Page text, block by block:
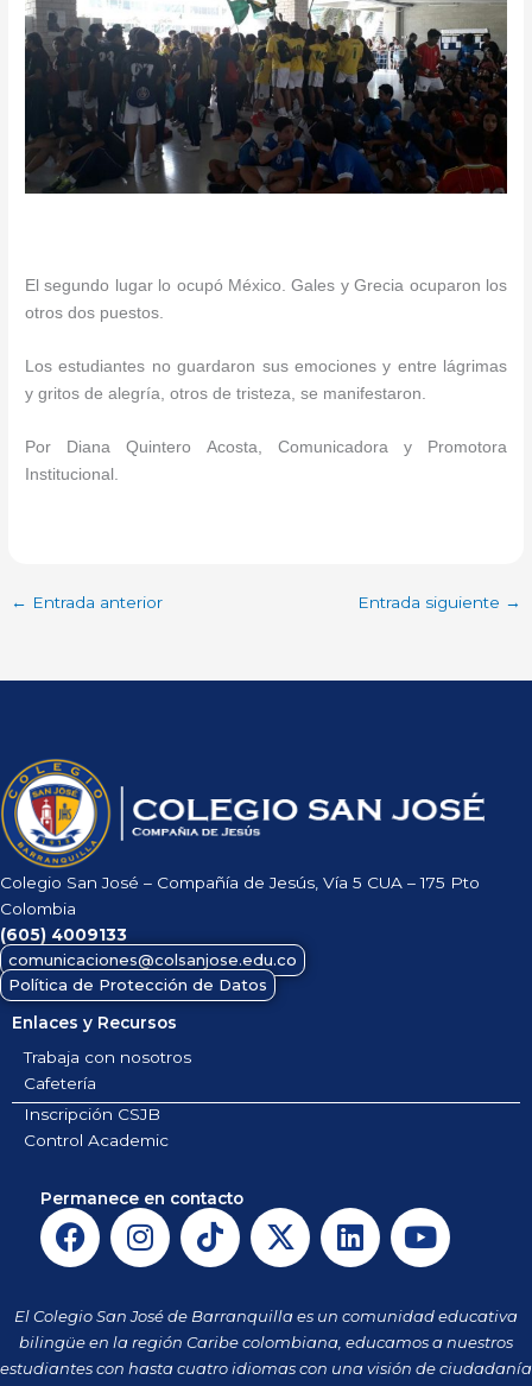
El segundo lugar lo ocupó México. Gales y Grecia ocuparon los
otros dos puestos.
Los estudiantes no guardaron sus emociones y entre lágrimas
y gritos de alegría, otros de tristeza, se manifestaron.
Por Diana Quintero Acosta, Comunicadora y Promotora
Institucional.
← Entrada anterior Entrada siguiente →
Colegio San José – Compañía de Jesús, Vía 5 CUA – 175 Pto
Colombia
(605) 4009133
comunicaciones@colsanjose.edu.co
Política de Protección de Datos
Enlaces y Recursos
Trabaja con nosotros
Cafetería
Inscripción CSJB
Control Academic
Permanece en contacto
F
a
e
b
o
I
n
t
a
g
T
i
t
o
k
X
-
w
i
t
L
i
k
e
d
Y
o
t
u
b
El Colegio San José de Barranquilla es un comunidad educativa
bilingüe en la región Caribe colombiana, educamos a nuestros
estudiantes con hasta cuatro idiomas con una visión de ciudadanía